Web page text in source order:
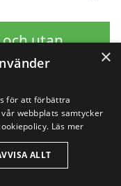
utan
×
för att förbättra
webbplats samtycker
Läs mer
ALLT